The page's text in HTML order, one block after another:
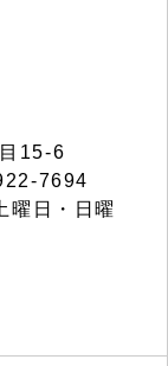
15-6
7694
曜日・日曜